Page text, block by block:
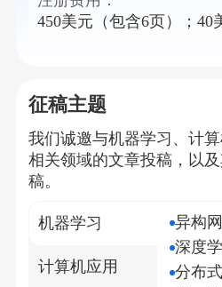
450美元（包含6页）；40
征稿主题
我们诚邀与机器学习、计
相关领域的文章投稿，以
稿。
机器学习
计算机应用
异构
深度
分布